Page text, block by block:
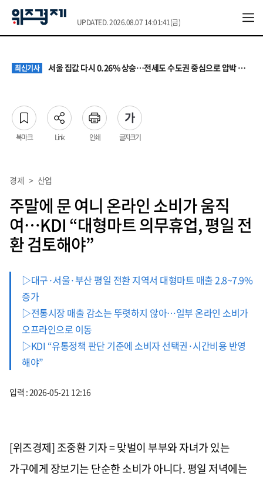
UPDATED. 2026.08.07 14:01:41(금)
최신기사 서울 집값 다시 0.26% 상승…전세도 수도권 중심으로 압박 커져
최신기사 원·하청 교섭 갈등에 안전 지원 위축까지… 노란봉투법 불확실성 해법은
최신기사 청소년 혐오 표현, '처벌과 낙인'에서 '교양과 상식'으로
북마크 Link 인쇄 글자크기
경제 > 산업
주말에 문 여니 온라인 소비가 움직
여…KDI “대형마트 의무휴업, 평일 전
환 검토해야”
▷대구·서울·부산 평일 전환 지역서 대형마트 매출 2.8~7.9%
증가
▷전통시장 매출 감소는 뚜렷하지 않아…일부 온라인 소비가
오프라인으로 이동
▷KDI “유통정책 판단 기준에 소비자 선택권·시간비용 반영
해야”
입력 : 2026-05-21 12:16
[위즈경제] 조중환 기자 = 맞벌이 부부와 자녀가 있는
가구에게 장보기는 단순한 소비가 아니다. 평일 저녁에는